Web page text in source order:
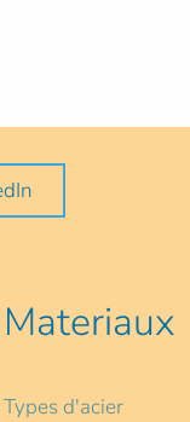
Materiaux
Types d'acier